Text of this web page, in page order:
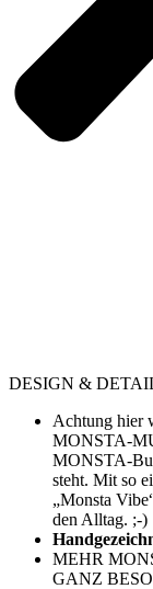
DESIGN &
Achtung hier
MONSTA-
MONSTA-
steht. Mit so
„Monsta
den Alltag. ;-)
MEHR
GANZ